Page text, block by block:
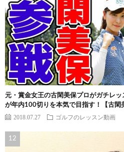
元・賞金女王の古閑美保プロがガチレ
が年内100切りを本気で目指す！【古閑
2018.07.27 ゴルフのレッスン動画